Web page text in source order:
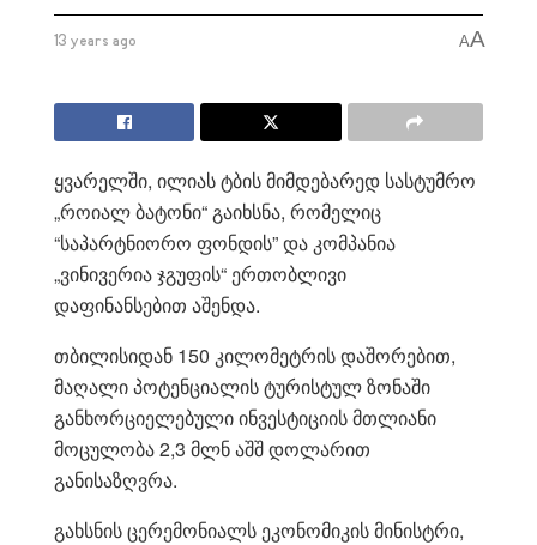
13 years ago AA
ყვარელში, ილიას ტბის მიმდებარედ სასტუმრო
„როიალ ბატონი“ გაიხსნა, რომელიც
“საპარტნიორო ფონდის” და კომპანია
„ვინივერია ჯგუფის“ ერთობლივი
დაფინანსებით აშენდა.
თბილისიდან 150 კილომეტრის დაშორებით,
მაღალი პოტენციალის ტურისტულ ზონაში
განხორციელებული ინვესტიციის მთლიანი
მოცულობა 2,3 მლნ აშშ დოლარით
განისაზღვრა.
გახსნის ცერემონიალს ეკონომიკის მინისტრი,